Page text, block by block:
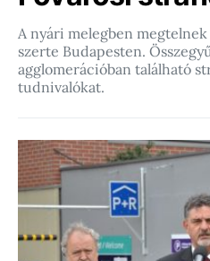
A nyári melegben
szerte Budapesten.
agglomerációban található
tudnivalókat.